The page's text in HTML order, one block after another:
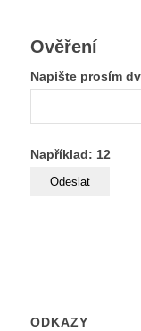
Ověření
Napište prosím
Například: 12
ODKAZY